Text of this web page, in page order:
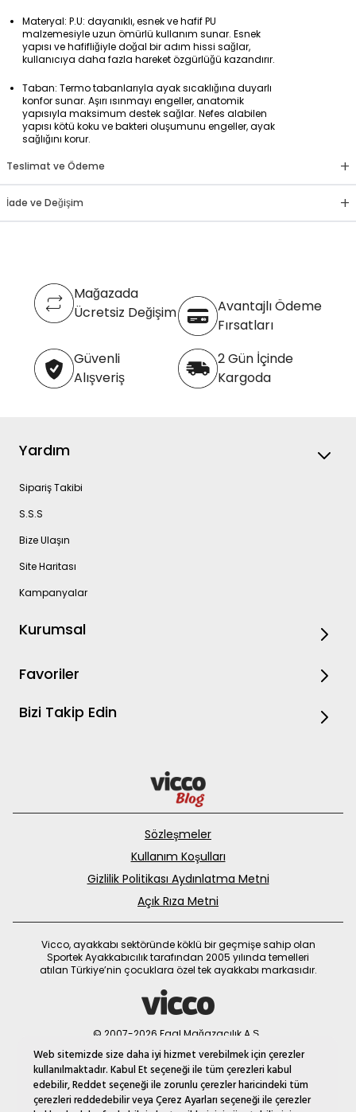
Web sitemizde size daha iyi hizmet verebilmek için çerezler
kullanılmaktadır. Kabul Et seçeneği ile tüm çerezleri kabul
edebilir, Reddet seçeneği ile zorunlu çerezler haricindeki tüm
çerezleri reddedebilir veya Çerez Ayarları seçeneği ile çerezler
Materyal: P.U: dayanıklı, esnek ve hafif PU
malzemesiyle uzun ömürlü kullanım sunar. Esnek
yapısı ve hafifliğiyle doğal bir adım hissi sağlar,
kullanıcıya daha fazla hareket özgürlüğü kazandırır.
Taban: Termo tabanlarıyla ayak sıcaklığına duyarlı
konfor sunar. Aşırı ısınmayı engeller, anatomik
yapısıyla maksimum destek sağlar. Nefes alabilen
yapısı kötü koku ve bakteri oluşumunu engeller, ayak
sağlığını korur.
Teslimat ve Ödeme
+
İade ve Değişim +
Mağazada
Ücretsiz Değişim
Avantajlı Ödeme
Fırsatları
Güvenli
Alışveriş
2 Gün İçinde
Kargoda
Yardım
Sipariş Takibi
S.S.S
Bize Ulaşın
Site Haritası
Kampanyalar
Kurumsal
Favoriler
Bizi Takip Edin
Sözleşmeler
Kullanım Koşulları
Gizlilik Politikası Aydınlatma Metni
Açık Rıza Metni
Vicco, ayakkabı sektöründe köklü bir geçmişe sahip olan
Sportek Ayakkabıcılık tarafından 2005 yılında temelleri
atılan Türkiye’nin çocuklara özel tek ayakkabı markasıdır.
© 2007-2026 Faal Mağazacılık A.Ş.
MNM